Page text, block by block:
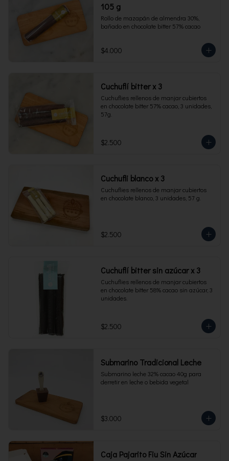
105 g
Rollo de mazapán de almendra 30%,
bañado en chocolate bitter 57% cacao
$4.000
Cuchuflí bitter x 3
Cuchuflies rellenos de manjar cubiertos
en chocolate bitter 57% cacao, 3 unidades,
57g.
$2.500
Cuchufli blanco x 3
Cuchuflies rellenos de manjar cubiertos
en chocolate blanco, 3 unidades, 57 g.
$2.500
Cuchuflí bitter sin azúcar x 3
Cuchuflies rellenos de manjar cubiertos
en chocolate bitter 58% cacao sin azúcar, 3
unidades.
$2.500
Submarino Tradicional Leche
Submarino leche 32% cacao 40g para
derretir en leche o bebida vegetal
$3.000
Caja Pajarito Fiu Sin Azúcar